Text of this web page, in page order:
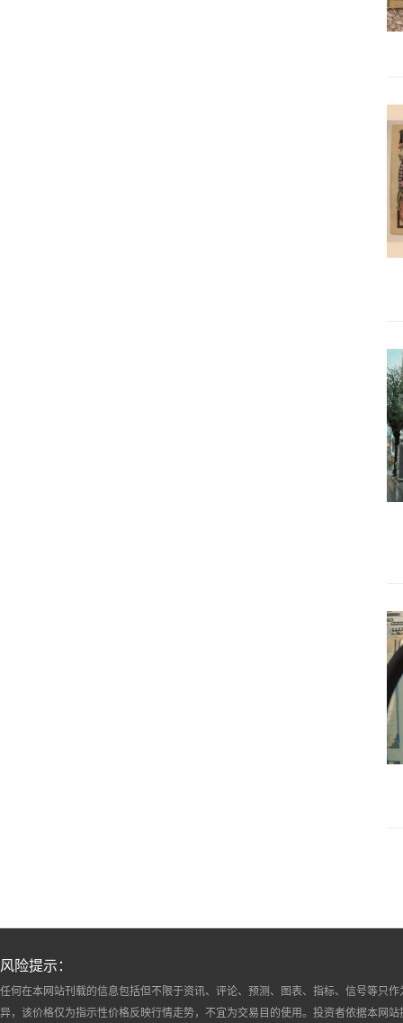
风险提示：
任何在本网站刊载的信息包括但不限于资讯、评论、预测、图表、指标、信号等只
异，该价格仅为指示性价格反映行情走势，不宜为交易目的使用。投资者依据本网